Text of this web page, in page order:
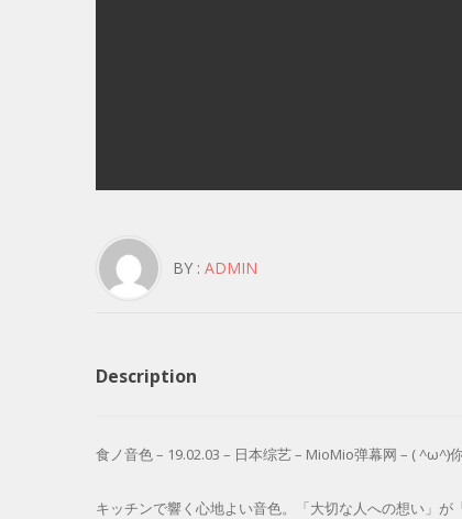
BY : ADMIN
Description
食ノ音色 – 19.02.03 – 日本综艺 – MioMio弹幕网 – ( ^ω^)
キッチンで響く心地よい音色。「大切な人への想い」